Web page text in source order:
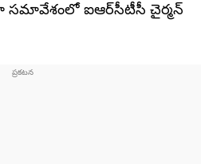
సమావేశంలో ఐఆర్‌సీటీసీ చైర్మన్